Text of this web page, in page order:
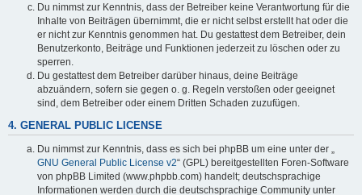
Du nimmst zur Kenntnis, dass der Betreiber keine Verantwortung für die
Inhalte von Beiträgen übernimmt, die er nicht selbst erstellt hat oder die
er nicht zur Kenntnis genommen hat. Du gestattest dem Betreiber, dein
Benutzerkonto, Beiträge und Funktionen jederzeit zu löschen oder zu
sperren.
Du gestattest dem Betreiber darüber hinaus, deine Beiträge
abzuändern, sofern sie gegen o. g. Regeln verstoßen oder geeignet
sind, dem Betreiber oder einem Dritten Schaden zuzufügen.
4. GENERAL PUBLIC LICENSE
Du nimmst zur Kenntnis, dass es sich bei phpBB um eine unter der „
GNU General Public License v2“ (GPL) bereitgestellten Foren-Software
von phpBB Limited (www.phpbb.com) handelt; deutschsprachige
Informationen werden durch die deutschsprachige Community unter